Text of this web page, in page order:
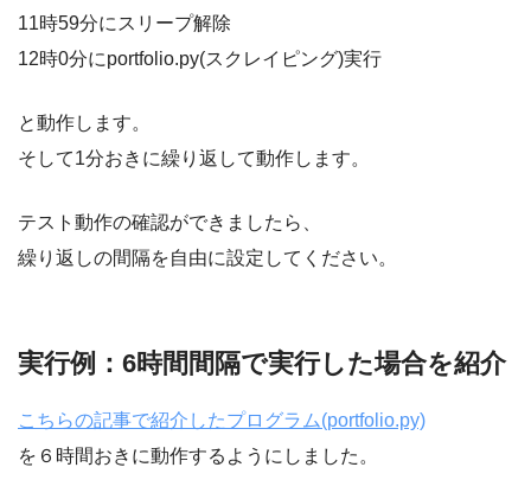
11時59分にスリープ解除
12時0分にportfolio.py(スクレイピング)実行
と動作します。
そして1分おきに繰り返して動作します。
テスト動作の確認ができましたら、
繰り返しの間隔を自由に設定してください。
実行例：6時間間隔で実行した場合を紹介
こちらの記事で紹介したプログラム(portfolio.py)
を６時間おきに動作するようにしました。